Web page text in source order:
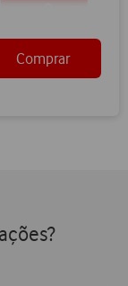
Comprar